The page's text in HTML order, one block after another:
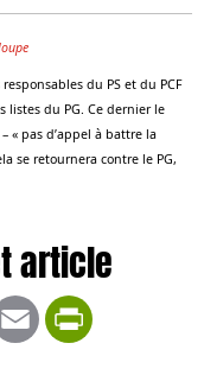
du PS et du PCF
listes du PG. Ce dernier le
« pas d’appel à battre la
se retournera contre le PG,
Email